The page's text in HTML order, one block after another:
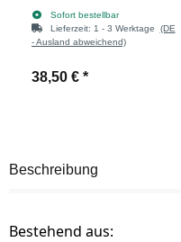
Sofort bestellbar
Lieferzeit: 1 - 3 Werktage (DE
- Ausland abweichend)
38,50 € *
Beschreibung
Bestehend aus: